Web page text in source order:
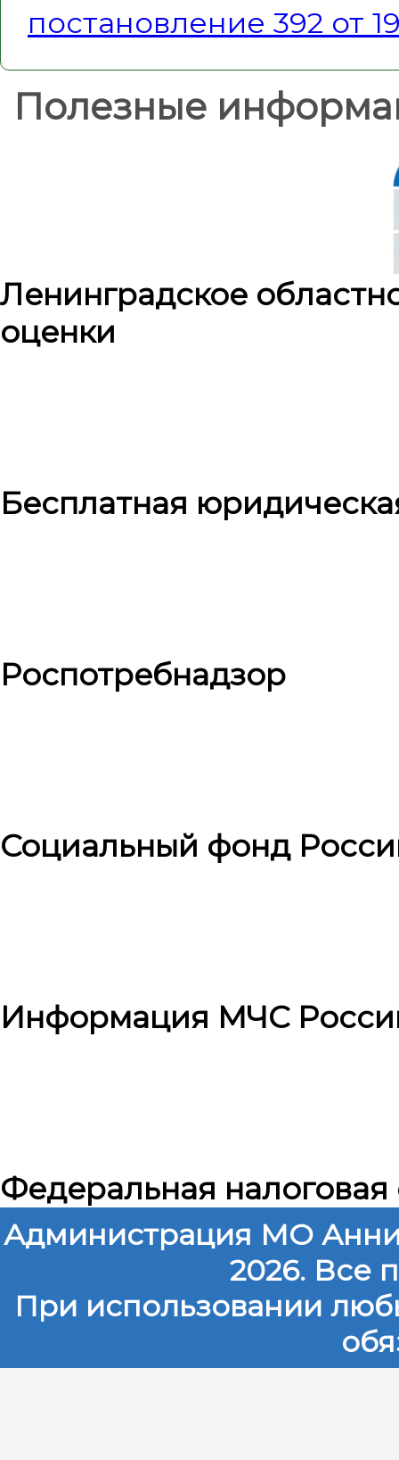
постановление 392 от
Полезные
Ленинградское
оценки
Бесплатная
Роспотребнадзор
Социальный фонд
Информация МЧС
Федеральная налоговая
Администрация МО
2026. Все
При использовании